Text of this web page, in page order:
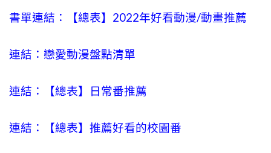
書單連結：【總表】2022年好看動漫/動畫推薦
連結：戀愛動漫盤點清單
連結：【總表】日常番推薦
連結：【總表】推薦好看的校園番